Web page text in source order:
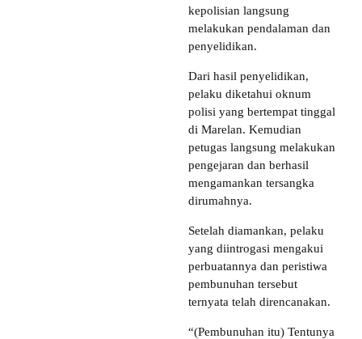
kepolisian langsung
melakukan pendalaman dan
penyelidikan.
Dari hasil penyelidikan,
pelaku diketahui oknum
polisi yang bertempat tinggal
di Marelan. Kemudian
petugas langsung melakukan
pengejaran dan berhasil
mengamankan tersangka
dirumahnya.
Setelah diamankan, pelaku
yang diintrogasi mengakui
perbuatannya dan peristiwa
pembunuhan tersebut
ternyata telah direncanakan.
“(Pembunuhan itu) Tentunya